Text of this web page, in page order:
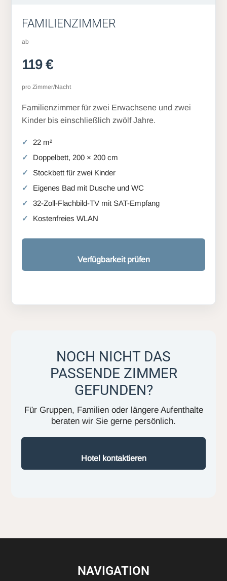
FAMILIENZIMMER
ab
119 €
pro Zimmer/Nacht
Familienzimmer für zwei Erwachsene und zwei
Kinder bis einschließlich zwölf Jahre.
22 m²
Doppelbett, 200 × 200 cm
Stockbett für zwei Kinder
Eigenes Bad mit Dusche und WC
32-Zoll-Flachbild-TV mit SAT-Empfang
Kostenfreies WLAN
Verfügbarkeit prüfen
NOCH NICHT DAS
PASSENDE ZIMMER
GEFUNDEN?
Für Gruppen, Familien oder längere Aufenthalte
beraten wir Sie gerne persönlich.
Hotel kontaktieren
NAVIGATION